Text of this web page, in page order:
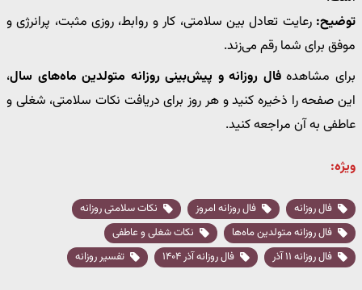
توضیح: رعایت تعادل بین سلامتی، کار و روابط، روزی مثبت، پرانرژی و
موفق برای شما رقم می‌زند.
برای مشاهدهفال روزانه و پیش‌بینی روزانه متولدین ماه‌های سال،
این صفحه را ذخیره کنید و هر روز برای دریافت نکات سلامتی، شغلی و
عاطفی به آن مراجعه کنید.
ویژه:
فال روزانه فال روزانه امروز
نکات سلامتی روزانه
فال روزانه متولدین ماه‌ها
نکات شغلی و عاطفی
فال روزانه ۱۱ آذر
فال روزانه آذر ۱۴۰۴ تفسیر روزانه